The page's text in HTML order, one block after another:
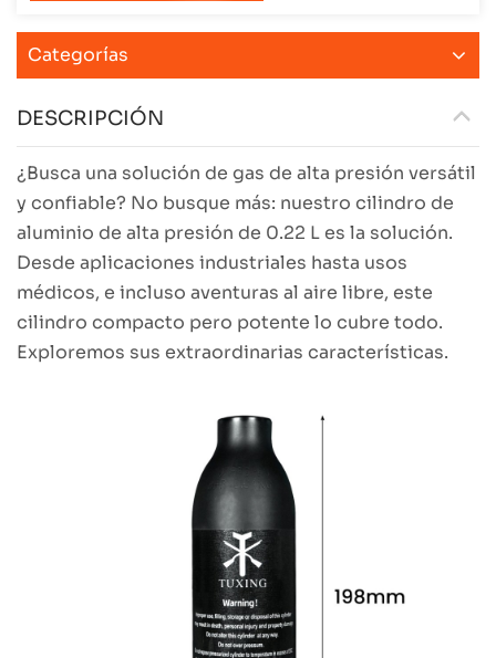
Categorías
DESCRIPCIÓN
¿Busca una solución de gas de alta presión versátil
y confiable? No busque más: nuestro cilindro de
aluminio de alta presión de 0.22 L es la solución.
Desde aplicaciones industriales hasta usos
médicos, e incluso aventuras al aire libre, este
cilindro compacto pero potente lo cubre todo.
Exploremos sus extraordinarias características.